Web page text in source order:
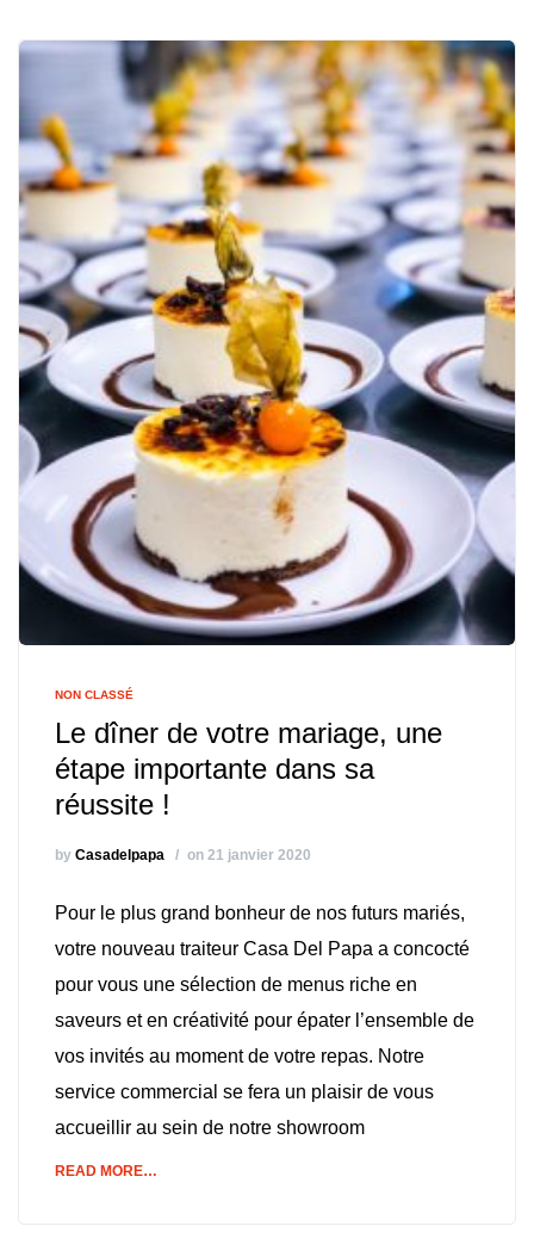
NON CLASSÉ
Le dîner de votre mariage, une
étape importante dans sa
réussite !
by Casadelpapa on 21 janvier 2020
Pour le plus grand bonheur de nos futurs mariés,
votre nouveau traiteur Casa Del Papa a concocté
pour vous une sélection de menus riche en
saveurs et en créativité pour épater l’ensemble de
vos invités au moment de votre repas. Notre
service commercial se fera un plaisir de vous
accueillir au sein de notre showroom
READ MORE…